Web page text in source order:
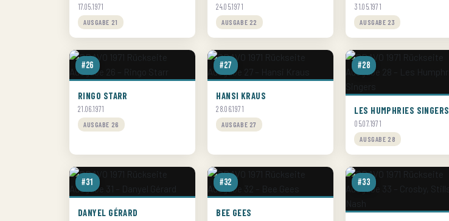
17.05.1971
AUSGABE 21
24.05.1971
AUSGABE 22
31.05.1971
AUSGABE 23
#26
RINGO STARR
21.06.1971
AUSGABE 26
#27
HANSI KRAUS
28.06.1971
AUSGABE 27
#28
LES HUMPHRIES SINGERS
05.07.1971
AUSGABE 28
#31
DANYEL GÉRARD
#32
BEE GEES
#33